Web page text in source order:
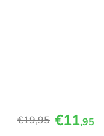
€19,95 €11,95